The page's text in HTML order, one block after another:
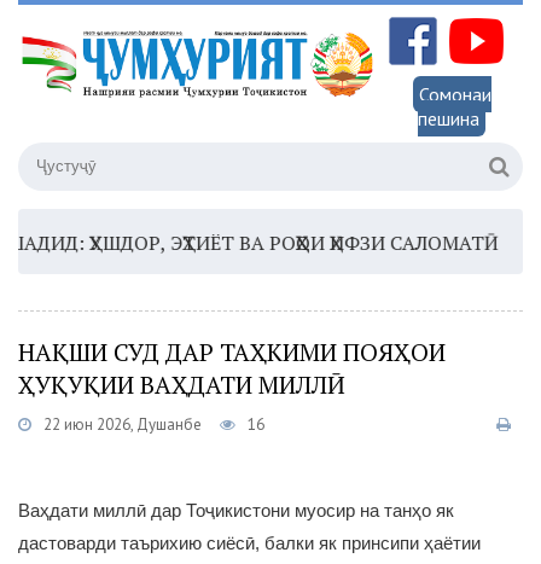
Сомонаи
пешина
ҲУШДОР, ЭҲТИЁТ ВА РОҲҲОИ ҲИФЗИ САЛОМАТӢ
НАҚШИ СУД ДАР ТАҲКИМИ ПОЯҲОИ
ҲУҚУҚИИ ВАҲДАТИ МИЛЛӢ
22 июн 2026, Душанбе 16
Ваҳдати миллӣ дар Тоҷикистони муосир на танҳо як
дастоварди таърихию сиёсӣ, балки як принсипи ҳаётии